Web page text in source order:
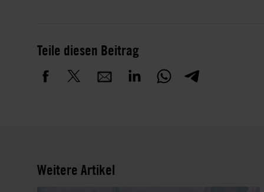
Teile diesen Beitrag
Weitere Artikel